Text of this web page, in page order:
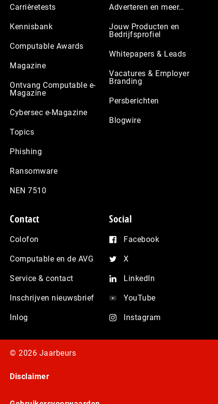
Carrièretests
Kennisbank
Computable Awards
Magazine
Ontvang Computable e-
Magazine
Cybersec e-Magazine
Topics
Phishing
Ransomware
NEN 7510
Adverteren en meer…
Jouw Producten en
Bedrijfsprofiel
Whitepapers & Leads
Vacatures & Employer
Branding
Persberichten
Blogwire
Contact
Colofon
Computable en de AVG
Service & contact
Inschrijven nieuwsbrief
Inlog
Social
Facebook
X
LinkedIn
YouTube
Instagram
© 2026 Jaarbeurs
Disclaimer